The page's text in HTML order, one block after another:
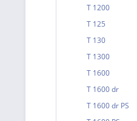
T 1200
T 125
T 130
T 1300
T 1600
T 1600 dr
T 1600 dr PS